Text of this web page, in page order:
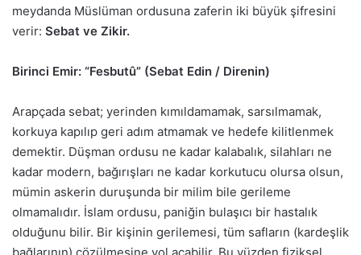
meydanda Müslüman ordusuna zaferin iki büyük şifresini
verir: Sebat ve Zikir.
Birinci Emir: “Fesbutû” (Sebat Edin / Direnin)
Arapçada sebat; yerinden kımıldamamak, sarsılmamak,
korkuya kapılıp geri adım atmamak ve hedefe kilitlenmek
demektir. Düşman ordusu ne kadar kalabalık, silahları ne
kadar modern, bağırışları ne kadar korkutucu olursa olsun,
mümin askerin duruşunda bir milim bile gerileme
olmamalıdır. İslam ordusu, paniğin bulaşıcı bir hastalık
olduğunu bilir. Bir kişinin gerilemesi, tüm safların (kardeşlik